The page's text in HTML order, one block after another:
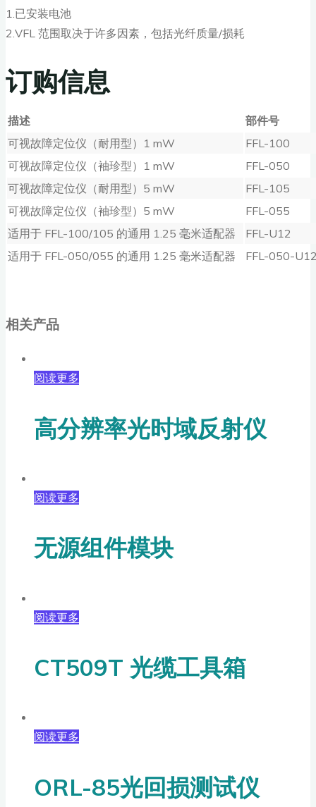
1.已安装电池
2.VFL 范围取决于许多因素，包括光纤质量/损耗
订购信息
描述
部件号
可视故障定位仪（耐用型）1 mW
FFL-100
可视故障定位仪（袖珍型）1 mW
FFL-050
可视故障定位仪（耐用型）5 mW
FFL-105
可视故障定位仪（袖珍型）5 mW
FFL-055
适用于 FFL-100/105 的通用 1.25 毫米适配器
FFL-U12
适用于 FFL-050/055 的通用 1.25 毫米适配器
FFL-050-
相关产品
阅读更多
高分辨率光时域反射仪
阅读更多
无源组件模块
阅读更多
CT509T 光缆工具箱
阅读更多
ORL-85光回损测试仪